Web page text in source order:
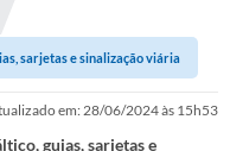
sarjetas e sinalização viária
em: 28/06/2024 às 15h53
guias, sarjetas e